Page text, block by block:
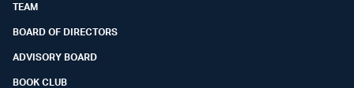
TEAM
BOARD OF DIRECTORS
ADVISORY BOARD
BOOK CLUB